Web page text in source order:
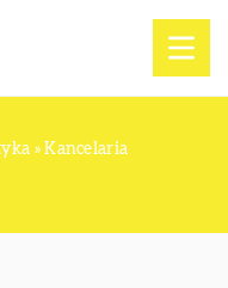
»Kancelaria